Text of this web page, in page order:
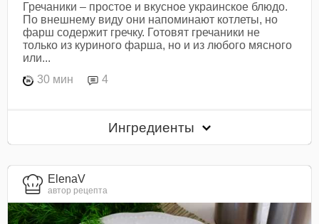
Гречаники – простое и вкусное украинское блюдо.
По внешнему виду они напоминают котлеты, но
фарш содержит гречку. Готовят гречаники не
только из куриного фарша, но и из любого мясного
или...
30 мин
4
Ингредиенты
ElenaV
автор рецепта